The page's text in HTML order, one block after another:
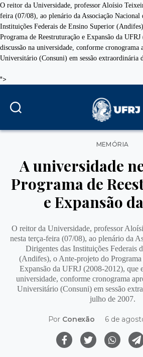
O reitor da Universidade, professor Aloísio
feira (07/08), ao plenário da Associação Nacional
Instituições Federais de Ensino Superior
Programa de Reestruturação e Expansão da
discussão na universidade, conforme cronograma
Universitário (Consuni) em sessão extraordinária
">
MEMÓRIA
A universidade
Programa de
e Expansão
O reitor da Universidade, professor
nesta terça-feira (07/08), ao plenário da
Dirigentes das Instituições Federais
(Andifes), o Ante-projeto do Programa
Expansão da UFRJ (2008-2012), que
universidade, conforme cronograma
Universitário (Consuni) em sessão
julho de 2007.
Por Conexão 6 de